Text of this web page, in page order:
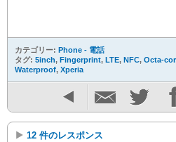
カテゴリー: Phone - 電話
タグ: 5inch, Fingerprint, LTE, NFC, Octa-
Waterproof, Xperia
12 件のレスポンス